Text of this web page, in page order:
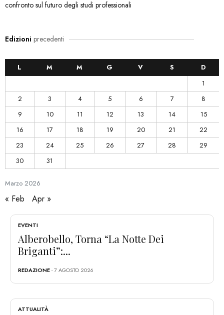
confronto sul futuro degli studi professionali
Edizioni precedenti
Marzo 2026
L M M G V S
D
1
2
3 4 5 6 7
8
9
10 11 12 13 14
15
16
17 18 19 20 21
22
23
24 25 26 27 28
29
30
31
« Feb Apr »
EVENTI
Alberobello, Torna “La Notte Dei
Briganti”:...
REDAZIONE- 7 AGOSTO 2026
ATTUALITÀ